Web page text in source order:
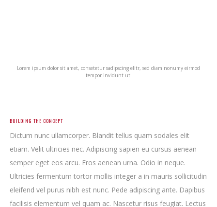
Lorem ipsum dolor sit amet, consetetur sadipscing elitr, sed diam nonumy eirmod
tempor invidunt ut.
BUILDING THE CONCEPT
Dictum nunc ullamcorper. Blandit tellus quam sodales elit
etiam. Velit ultricies nec. Adipiscing sapien eu cursus aenean
semper eget eos arcu. Eros aenean urna. Odio in neque.
Ultricies fermentum tortor mollis integer a in mauris sollicitudin
eleifend vel purus nibh est nunc. Pede adipiscing ante. Dapibus
facilisis elementum vel quam ac. Nascetur risus feugiat. Lectus